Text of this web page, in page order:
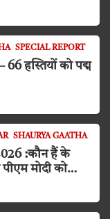
SPECIAL REPORT
हस्तियों को पद्म
SHAURYA GAATHA
:कौन हैं के
मोदी को